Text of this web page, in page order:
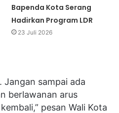
Bapenda Kota Serang
Hadirkan Program LDR
23 Juli 2026
sampai ada
berlawanan arus
pesan Wali Kota